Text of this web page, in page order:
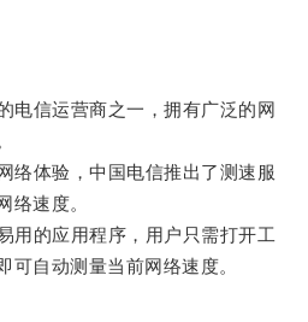
信运营商之一，拥有广泛的网
体验，中国电信推出了测速服
络速度。
的应用程序，用户只需打开工
可自动测量当前网络速度。